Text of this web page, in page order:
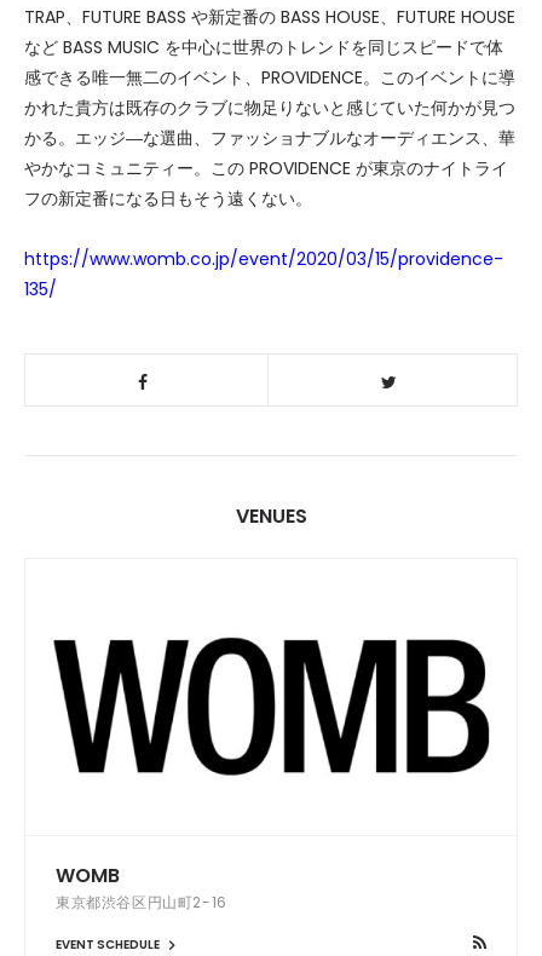
TRAP、FUTURE BASS や新定番の BASS HOUSE、FUTURE HOUSE
など BASS MUSIC を中心に世界のトレンドを同じスピードで体
感できる唯一無二のイベント、PROVIDENCE。このイベントに導
かれた貴方は既存のクラブに物足りないと感じていた何かが見つ
かる。エッジ―な選曲、ファッショナブルなオーディエンス、華
やかなコミュニティー。この PROVIDENCE が東京のナイトライ
フの新定番になる日もそう遠くない。
https://www.womb.co.jp/event/2020/03/15/providence-
135/
VENUES
WOMB
東京都渋谷区円山町2-16
EVENT SCHEDULE